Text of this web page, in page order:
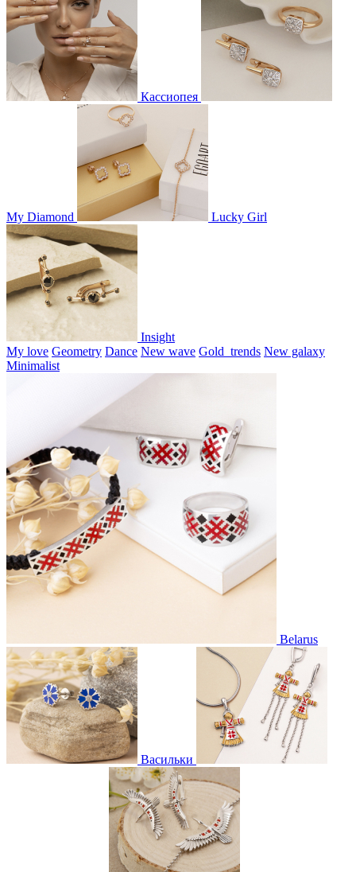
Кассиопея
My Diamond Lucky Girl
Insight
My love Geometry Dance New wave Gold_trends New galaxy
Minimalist
Belarus
Васильки